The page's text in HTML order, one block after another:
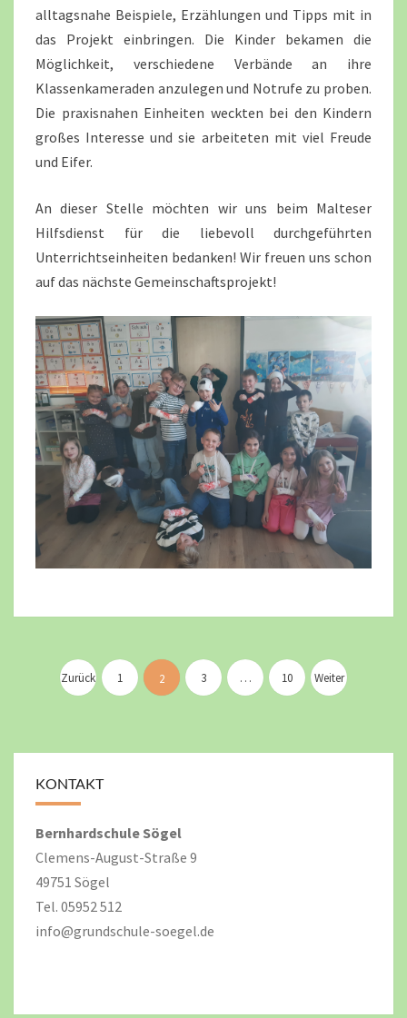
alltagsnahe Beispiele, Erzählungen und Tipps mit in
das Projekt einbringen. Die Kinder bekamen die
Möglichkeit, verschiedene Verbände an ihre
Klassenkameraden anzulegen und Notrufe zu proben.
Die praxisnahen Einheiten weckten bei den Kindern
großes Interesse und sie arbeiteten mit viel Freude
und Eifer.
An dieser Stelle möchten wir uns beim Malteser
Hilfsdienst für die liebevoll durchgeführten
Unterrichtseinheiten bedanken! Wir freuen uns schon
auf das nächste Gemeinschaftsprojekt!
Seitennummerierung
der
Beiträge
Zurück 1 2 3 … 10 Weiter
KONTAKT
Bernhardschule Sögel
Clemens-August-Straße 9
49751 Sögel
Tel. 05952 512
info@grundschule-soegel.de